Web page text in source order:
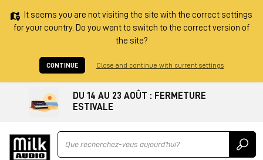
It seems you are not visiting the site with the correct settings
for your country. Do you want to switch to the correct version of
the site?
CONTINUE Close and continue with current settings
DU 14 AU 23 AOÛT : FERMETURE
ESTIVALE
Ricerca